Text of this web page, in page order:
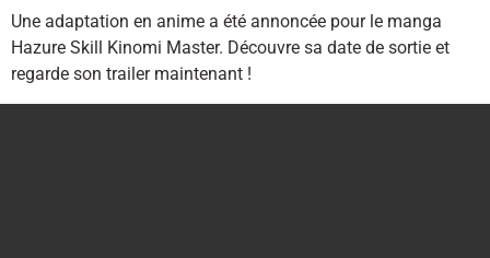
Une adaptation en anime a été annoncée pour le manga
Hazure Skill Kinomi Master. Découvre sa date de sortie et
regarde son trailer maintenant !